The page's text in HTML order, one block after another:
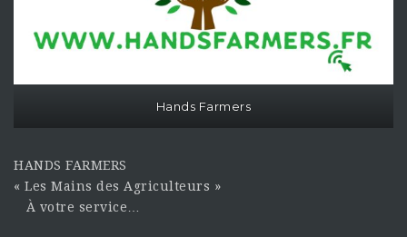
Hands Farmers
HANDS FARMERS
« Les Mains des Agriculteurs »
À votre service…